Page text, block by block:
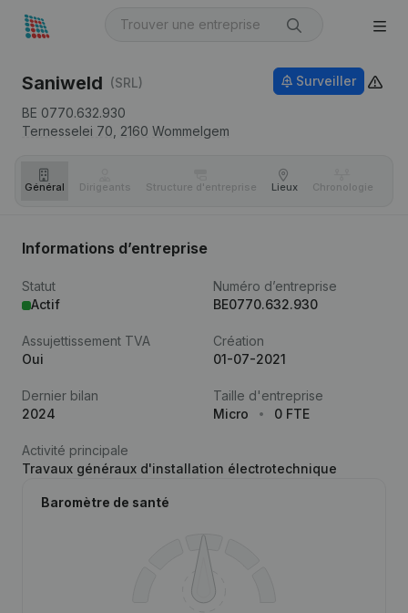
Saniweld (SRL)
BE 0770.632.930
Ternesselei 70, 2160 Wommelgem
Surveiller
Général Dirigeants Structure d'entreprise Lieux Chronologie
Informations d’entreprise
Statut
Actif
Numéro d’entreprise
BE0770.632.930
Assujettissement TVA
Oui
Création
01-07-2021
Dernier bilan
2024
Taille d'entreprise
Micro
0 FTE
Activité principale
Travaux généraux d'installation électrotechnique
Baromètre de santé